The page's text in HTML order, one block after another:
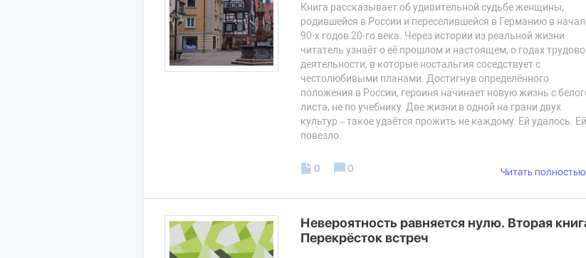
Книга рассказывает об удивительной судьбе женщины,
родившейся в России и переселившейся в Германию в
90-х годов 20-го века. Через истории из реальной жизни
читатель узнаёт о её прошлом и настоящем, о годах
деятельности, в которые ностальгия соседствует с
честолюбивыми планами. Достигнув определённого
положения в России, героиня начинает новую жизнь с
листа, не по учебнику. Две жизни в одной на грани двух
культур – такое удаётся прожить не каждому. Ей удалось. Ей
повезло.
0 0 Читать полностью
Невероятность равняется нулю. Вторая
Перекрёсток встреч